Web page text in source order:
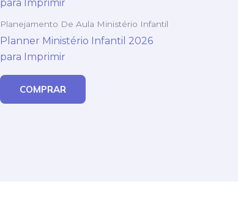
Planejamento De Aula Ministério Infantil
Planner Ministério Infantil 2026
para Imprimir
COMPRAR